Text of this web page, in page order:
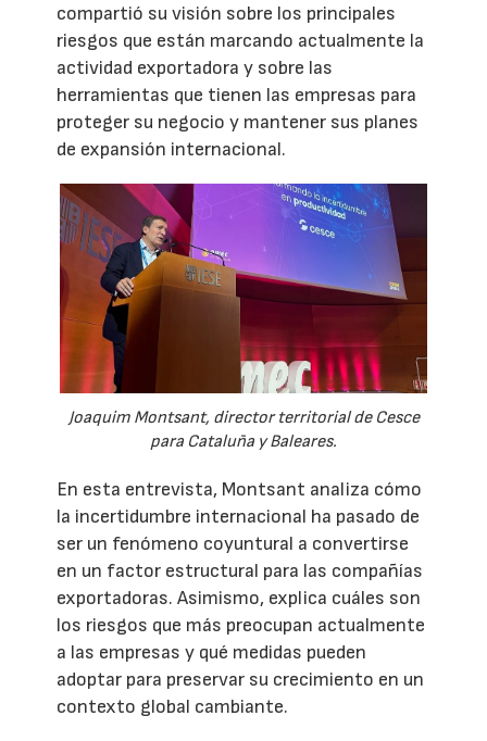
compartió su visión sobre los principales
riesgos que están marcando actualmente la
actividad exportadora y sobre las
herramientas que tienen las empresas para
proteger su negocio y mantener sus planes
de expansión internacional.
Joaquim Montsant, director territorial de Cesce
para Cataluña y Baleares.
En esta entrevista, Montsant analiza cómo
la incertidumbre internacional ha pasado de
ser un fenómeno coyuntural a convertirse
en un factor estructural para las compañías
exportadoras. Asimismo, explica cuáles son
los riesgos que más preocupan actualmente
a las empresas y qué medidas pueden
adoptar para preservar su crecimiento en un
contexto global cambiante.